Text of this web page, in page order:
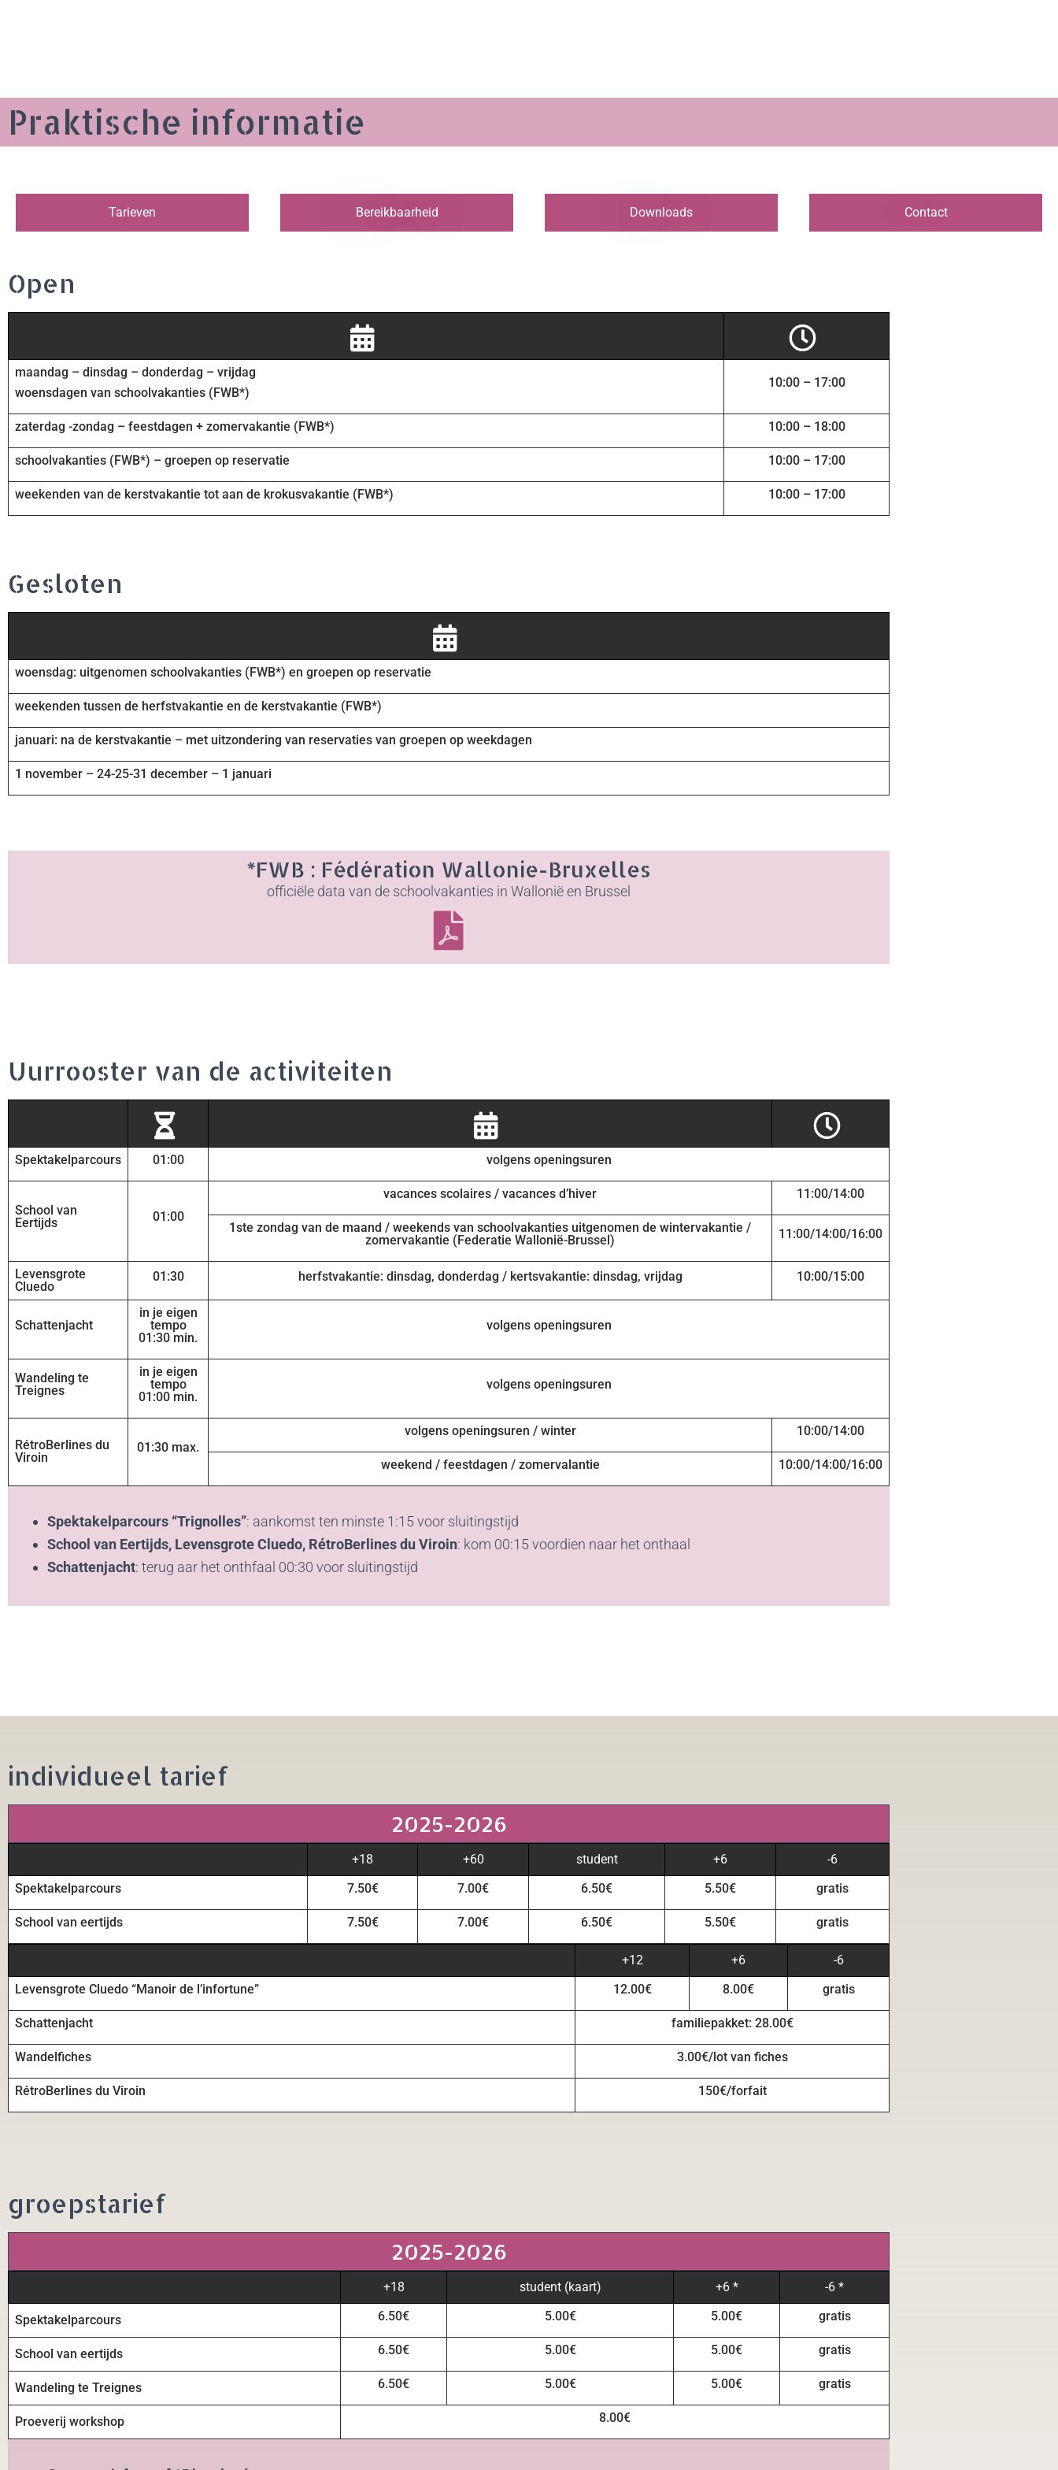
Praktische informatie
Tarieven Bereikbaarheid Downloads Contact
Open
maandag – dinsdag – donderdag – vrijdag
woensdagen van schoolvakanties (FWB*)
10:00 – 17:00
zaterdag -zondag – feestdagen + zomervakantie (FWB*) 10:00 – 18:00
schoolvakanties (FWB*) – groepen op reservatie 10:00 – 17:00
weekenden van de kerstvakantie tot aan de krokusvakantie (FWB*) 10:00 – 17:00
Gesloten
woensdag: uitgenomen schoolvakanties (FWB*) en groepen op reservatie
weekenden tussen de herfstvakantie en de kerstvakantie (FWB*)
januari: na de kerstvakantie – met uitzondering van reservaties van groepen op weekdagen
1 november – 24-25-31 december – 1 januari
*FWB : Fédération Wallonie-Bruxelles
officiële data van de schoolvakanties in Wallonië en Brussel
Uurrooster van de activiteiten
Spektakelparcours 01:00 volgens openingsuren
School van
Eertijds
01:00
vacances scolaires / vacances d’hiver 11:00/14:00
1ste zondag van de maand / weekends van schoolvakanties uitgenomen de wintervakantie /
zomervakantie (Federatie Wallonië-Brussel)
11:00/14:00/16:00
Levensgrote
Cluedo
01:30 herfstvakantie: dinsdag, donderdag / kertsvakantie: dinsdag, vrijdag 10:00/15:00
Schattenjacht
in je eigen
tempo
01:30 min.
volgens openingsuren
Wandeling te
Treignes
in je eigen
tempo
01:00 min.
volgens openingsuren
RétroBerlines du
Viroin
01:30 max.
volgens openingsuren / winter 10:00/14:00
weekend / feestdagen / zomervalantie 10:00/14:00/16:00
Spektakelparcours “Trignolles”: aankomst ten minste 1:15 voor sluitingstijd
School van Eertijds, Levensgrote Cluedo, RétroBerlines du Viroin: kom 00:15 voordien naar het onthaal
Schattenjacht: terug aar het onthfaal 00:30 voor sluitingstijd
individueel tarief
2025-2026
+18 +60 student +6
-6
Spektakelparcours
7.50€ 7.00€ 6.50€ 5.50€ gratis
School van eertijds 7.50€ 7.00€ 6.50€ 5.50€ gratis
+12 +6
-6
Levensgrote Cluedo “Manoir de l’infortune”
12.00€ 8.00€ gratis
Schattenjacht familiepakket: 28.00€
Wandelfiches 3.00€/lot van fiches
RétroBerlines du Viroin 150€/forfait
groepstarief
2025-2026
+18 student (kaart) +6 * -6 *
Spektakelparcours 6.50€ 5.00€ 5.00€ gratis
School van eertijds 6.50€ 5.00€ 5.00€ gratis
Wandeling te Treignes 6.50€ 5.00€ 5.00€ gratis
Proeverij workshop 8.00€